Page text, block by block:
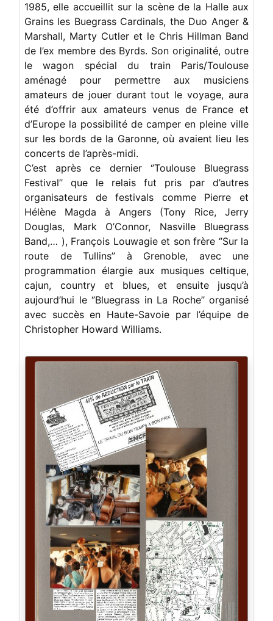
1985, elle accueillit sur la scène de la Halle aux
Grains les Buegrass Cardinals, the Duo Anger &
Marshall, Marty Cutler et le Chris Hillman Band
de l’ex membre des Byrds. Son originalité, outre
le wagon spécial du train Paris/Toulouse
aménagé pour permettre aux musiciens
amateurs de jouer durant tout le voyage, aura
été d’offrir aux amateurs venus de France et
d’Europe la possibilité de camper en pleine ville
sur les bords de la Garonne, où avaient lieu les
concerts de l’après-midi.
C’est après ce dernier ‘’Toulouse Bluegrass
Festival’’ que le relais fut pris par d’autres
organisateurs de festivals comme Pierre et
Hélène Magda à Angers (Tony Rice, Jerry
Douglas, Mark O’Connor, Nasville Bluegrass
Band,… ), François Louwagie et son frère ‘’Sur la
route de Tullins’’ à Grenoble, avec une
programmation élargie aux musiques celtique,
cajun, country et blues, et ensuite jusqu’à
aujourd’hui le ‘’Bluegrass in La Roche’’ organisé
avec succès en Haute-Savoie par l’équipe de
Christopher Howard Williams.